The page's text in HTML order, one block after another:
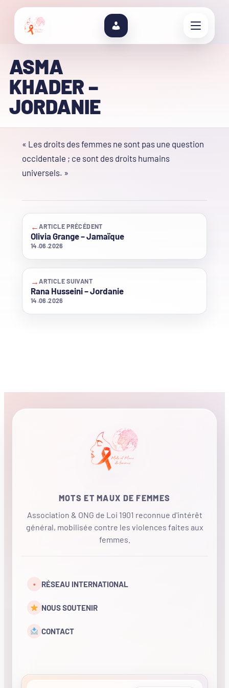
ASMA
KHADER –
JORDANIE
« Les droits des femmes ne sont pas une question
occidentale ; ce sont des droits humains
universels. »
←ARTICLE PRÉCÉDENT
Olivia Grange – Jamaïque
14.06.2026
→ARTICLE SUIVANT
Rana Husseini – Jordanie
14.06.2026
MOTS ET MAUX DE FEMMES
Association & ONG de Loi 1901 reconnue d'intérêt
général, mobilisée contre les violences faites aux
femmes.
• RÉSEAU INTERNATIONAL
NOUS SOUTENIR
CONTACT